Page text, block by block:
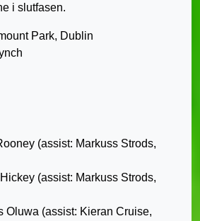
i slutfasen.
Park, Dublin
(assist: Markuss Strods,
(assist: Markuss Strods,
Oluwa (assist: Kieran Cruise,